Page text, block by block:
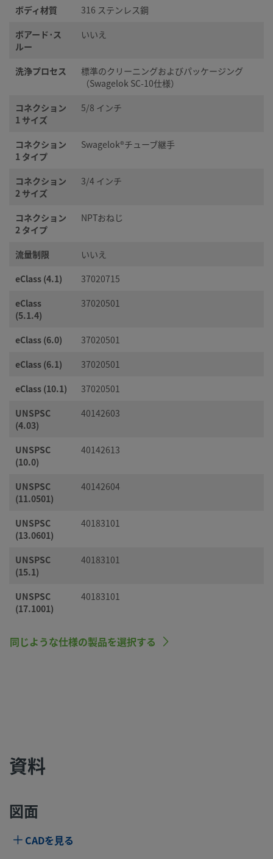
ボディ材質
316 ステンレス鋼
ボアード･ス
ルー
いいえ
洗浄プロセス
標準のクリーニングおよびパッケージング
（Swagelok SC-10仕様）
コネクション
1 サイズ
5/8 インチ
コネクション
1 タイプ
Swagelok®チューブ継手
コネクション
2 サイズ
3/4 インチ
コネクション
2 タイプ
NPTおねじ
流量制限
いいえ
eClass (4.1)
37020715
eClass
(5.1.4)
37020501
eClass (6.0)
37020501
eClass (6.1)
37020501
eClass (10.1)
37020501
UNSPSC
(4.03)
40142603
UNSPSC
(10.0)
40142613
UNSPSC
(11.0501)
40142604
UNSPSC
(13.0601)
40183101
UNSPSC
(15.1)
40183101
UNSPSC
(17.1001)
40183101
同じような仕様の製品を選択する
資料
図面
CADを見る